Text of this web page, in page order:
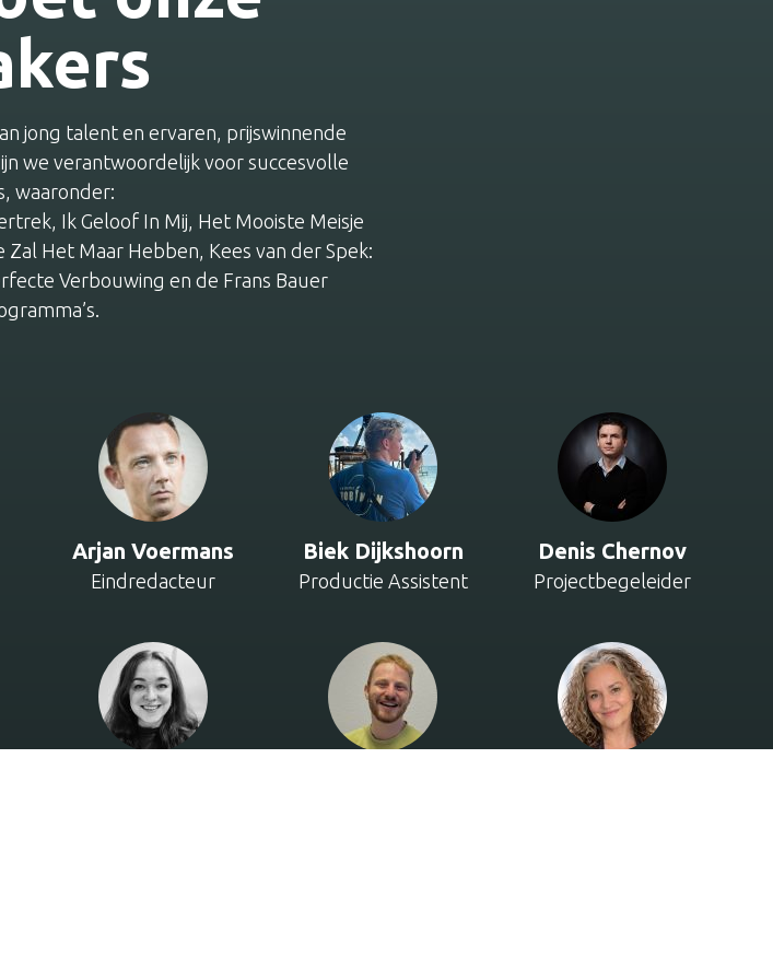
jong talent en ervaren, prijswinnende
we verantwoordelijk voor succesvolle
waaronder:
Ik Geloof In Mij, Het Mooiste Meisje
Het Maar Hebben, Kees van der Spek:
Verbouwing en de Frans Bauer
Arjan Voermans
Eindredacteur
Biek Dijkshoorn
Productie Assistent
Denis Chernov
Projectbegeleider